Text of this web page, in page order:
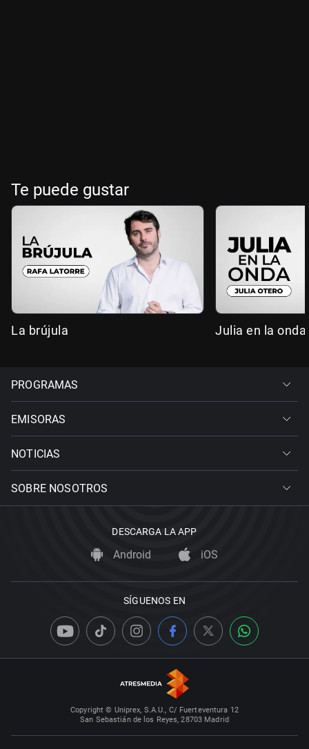
Te puede gustar
La brújula Julia en la onda
PROGRAMAS
EMISORAS
NOTICIAS
SOBRE NOSOTROS
DESCARGA LA APP
Android iOS
SÍGUENOS EN
Copyright © Uniprex, S.A.U., C/ Fuerteventura 12
San Sebastián de los Reyes, 28703 Madrid